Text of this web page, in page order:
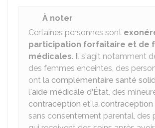
À noter
Certaines personnes sont
participation forfaitaire et de
médicales. Il s'agit notamment
des femmes enceintes, des
ont la complémentaire santé
l'aide médicale d'État, des
contraception et la contraception
sans consentement parental, des